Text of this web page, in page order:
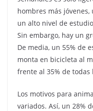
hombres más jóvenes,
un alto nivel de
Sin embargo, hay un
De media, un 55% de
monta en bicicleta al
frente al 35% de
Los motivos para
variados. Así, un 28%